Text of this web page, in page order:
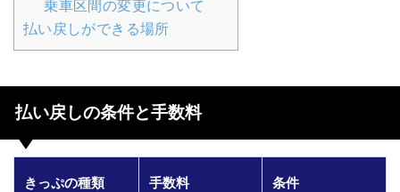
乗車区間の変更について
払い戻しができる場所
払い戻しの条件と手数料
きっぷの種類 手数料 条件